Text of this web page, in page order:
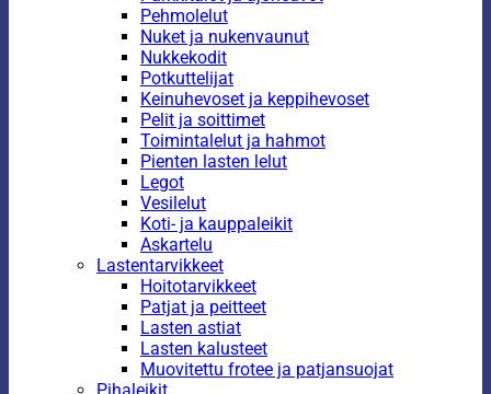
Pehmolelut
Nuket ja nukenvaunut
Nukkekodit
Potkuttelijat
Keinuhevoset ja keppihevoset
Pelit ja soittimet
Toimintalelut ja hahmot
Pienten lasten lelut
Legot
Vesilelut
Koti- ja kauppaleikit
Askartelu
Lastentarvikkeet
Hoitotarvikkeet
Patjat ja peitteet
Lasten astiat
Lasten kalusteet
Muovitettu frotee ja patjansuojat